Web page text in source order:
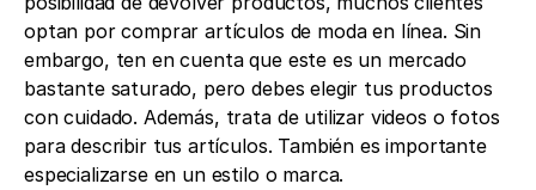
optan por comprar artículos de moda en línea. Sin
embargo, ten en cuenta que este es un mercado
bastante saturado, pero debes elegir tus productos
con cuidado. Además, trata de utilizar videos o fotos
para describir tus artículos. También es importante
especializarse en un estilo o marca.